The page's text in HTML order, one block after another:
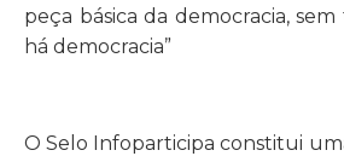
peça básica da democracia,
há democracia”
O Selo Infoparticipa constitui